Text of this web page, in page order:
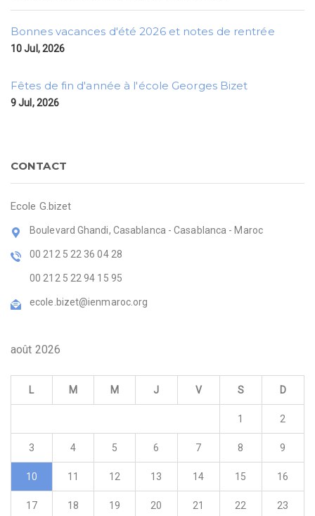
Bonnes vacances d'été 2026 et notes de rentrée
10 Jul, 2026
Fêtes de fin d'année à l'école Georges Bizet
9 Jul, 2026
CONTACT
Ecole G.bizet
Boulevard Ghandi, Casablanca - Casablanca - Maroc
00 212 5 22 36 04 28
00 212 5 22 94 15 95
ecole.bizet@ienmaroc.org
août 2026
L M M J V S D
1 2
3 4 5 6 7 8 9
10 11 12 13 14 15 16
17 18 19 20 21 22 23